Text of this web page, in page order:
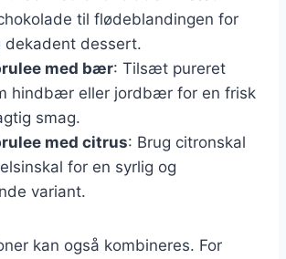
til flødeblandingen for
dekadent dessert.
med bær: Tilsæt pureret
hindbær eller jordbær for en frisk
smag.
med citrus: Brug citronskal
for en syrlig og
variant.
kan også kombineres. For